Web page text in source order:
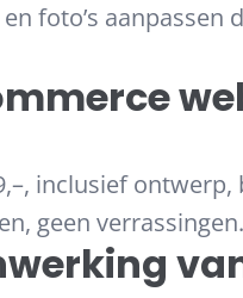
foto’s aanpassen
inclusief ontwerp,
geen verrassingen.